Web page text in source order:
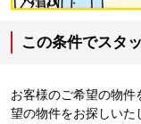
この条件でスタ
お客様のご希望の物
望の物件をお探しいた